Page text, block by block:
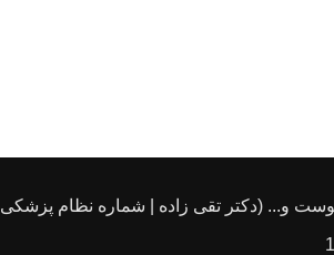
و... (دکتر تقی زاده | شماره نظام پزشکی 205255)